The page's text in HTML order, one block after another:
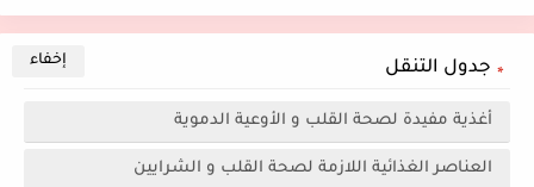
جدول التنقل
أغذية مفيدة لصحة القلب و الأوعية الدموية
العناصر الغذائية اللازمة لصحة القلب و الشرايين